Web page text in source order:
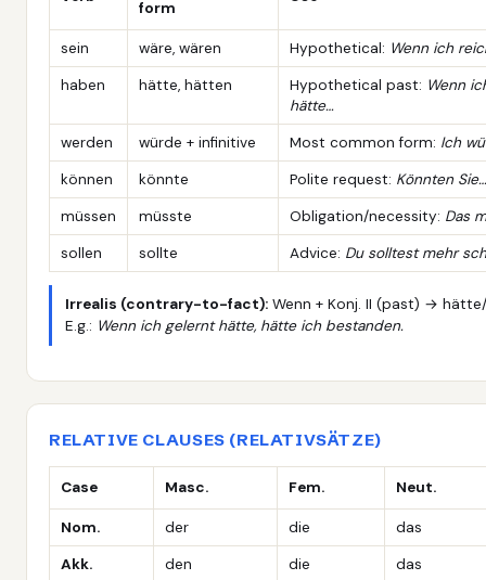
form
sein wäre, wären Hypothetical: Wenn ich
haben
hätte, hätten Hypothetical past: Wenn
hätte…
werden
würde + infinitive Most common form: Ich
können
könnte Polite request: Könnten
müssen
müsste Obligation/necessity: Das
sollen
sollte Advice: Du solltest mehr
Irrealis (contrary-to-fact): Wenn + Konj. II (past) →
E.g.: Wenn ich gelernt hätte, hätte ich bestanden.
RELATIVE CLAUSES (RELATIVSÄTZE)
Case Masc. Fem. Neut.
Nom. der die
das
Akk.
den die
das